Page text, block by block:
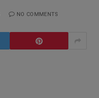
NO COMMENTS